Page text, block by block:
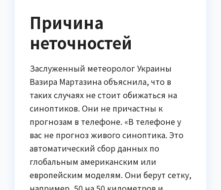
Причина
неточностей
Заслуженный метеоролог Украины
Вазира Мартазина объяснила, что в
таких случаях не стоит обижаться на
синоптиков. Они не причастны к
прогнозам в телефоне. «В телефоне у
вас не прогноз живого синоптика. Это
автоматический сбор данных по
глобальным американским или
европейским моделям. Они берут сетку,